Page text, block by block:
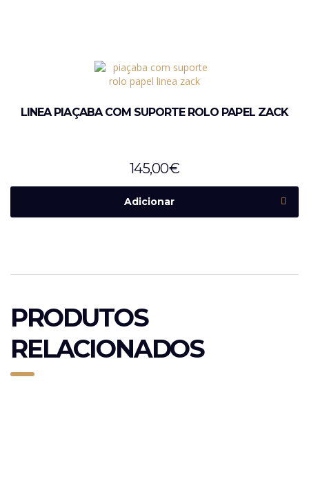
LINEA PIAÇABA COM SUPORTE ROLO PAPEL ZACK
145,00€
Adicionar
PRODUTOS
RELACIONADOS